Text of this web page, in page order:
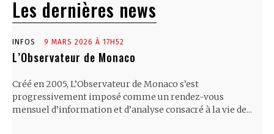
Les dernières news
INFOS 9 MARS 2026 À 17H52
L’Observateur de Monaco
Créé en 2005, L’Observateur de Monaco s’est
progressivement imposé comme un rendez-vous
mensuel d’information et d’analyse consacré à la vie de...